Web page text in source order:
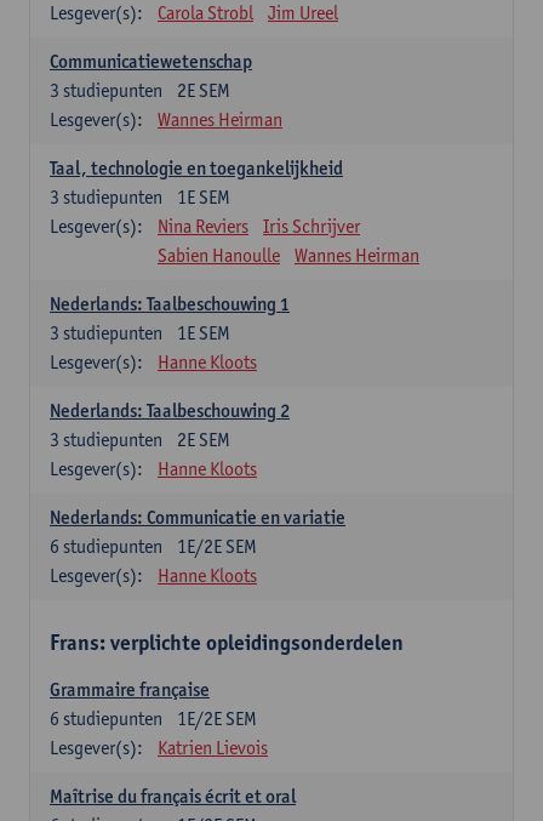
Lesgever(s):
Carola Strobl Jim Ureel
Communicatiewetenschap
2E SEM
3 studiepunten
Lesgever(s):
Wannes Heirman
Taal, technologie en toegankelijkheid
1E SEM
3 studiepunten
Lesgever(s):
Nina Reviers
Iris Schrijver
Sabien Hanoulle
Wannes Heirman
Nederlands: Taalbeschouwing 1
1E SEM
3 studiepunten
Lesgever(s):
Hanne Kloots
Nederlands: Taalbeschouwing 2
2E SEM
3 studiepunten
Lesgever(s):
Hanne Kloots
Nederlands: Communicatie en variatie
1E/2E SEM
6 studiepunten
Lesgever(s):
Hanne Kloots
Frans: verplichte opleidingsonderdelen
Grammaire française
1E/2E SEM
6 studiepunten
Lesgever(s):
Katrien Lievois
Maîtrise du français écrit et oral